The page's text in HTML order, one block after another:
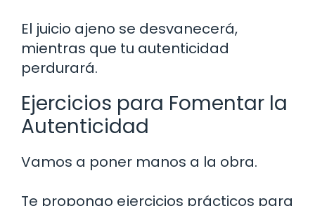
El juicio ajeno se desvanecerá,
mientras que tu autenticidad
perdurará.
Ejercicios para Fomentar la
Autenticidad
Vamos a poner manos a la obra.
Te propongo ejercicios prácticos para